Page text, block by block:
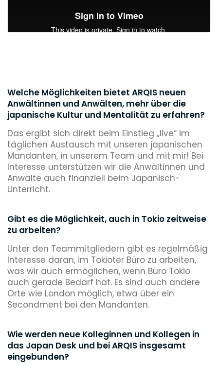
Welche Möglichkeiten bietet ARQIS neuen
Anwältinnen und Anwälten, mehr über die
japanische Kultur und Mentalität zu erfahren?
Das ergibt sich direkt beim Einstieg „live“ im
täglichen Austausch mit unseren japanischen
Mandanten, in unserem Team und mit mir! Bei
Interesse unterstützen wir die Anwältinnen und
Anwälte auch finanziell beim Japanisch-
Unterricht.
Gibt es die Möglichkeit, auch in Tokio zeitweise
zu arbeiten?
Unter den Teammitgliedern gibt es regelmäßig
Interesse daran, im Tokioter Büro zu arbeiten,
was wir auch ermöglichen, wenn Büro Tokio
auch gerade Bedarf hat. Es sind auch andere
Orte wie London möglich, etwa über ein
Secondment bei den Mandanten.
Wie werden neue Kolleginnen und Kollegen in
das Japan Desk und bei ARQIS insgesamt
eingebunden?